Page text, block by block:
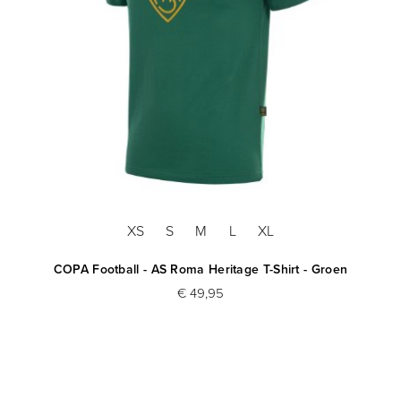
XS S M L XL
COPA Football - AS Roma Heritage T-Shirt - Groen
€ 49,95